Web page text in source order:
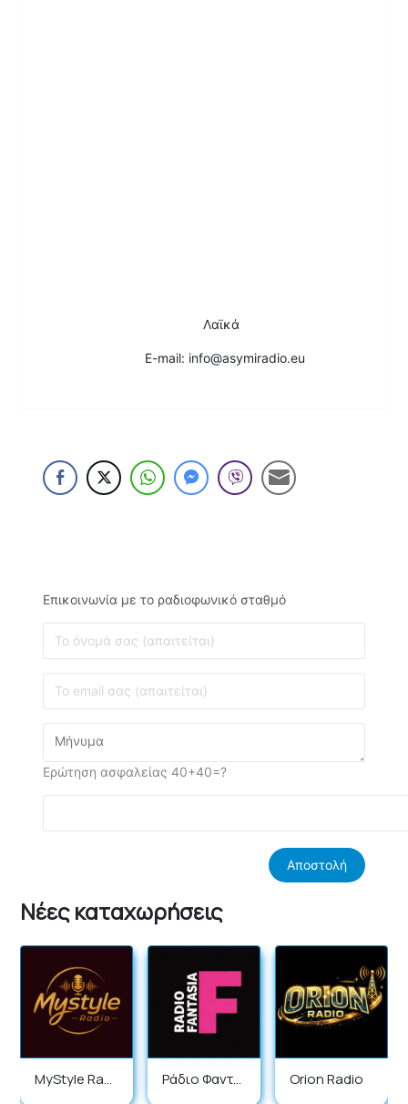
Λαϊκά
E-mail: info@asymiradio.eu
Επικοινωνία με το ραδιοφωνικό σταθμό
Ερώτηση ασφαλείας 40+40=?
Νέες καταχωρήσεις
MyStyle Radi
Ράδιο Φαντα
Orion Radio